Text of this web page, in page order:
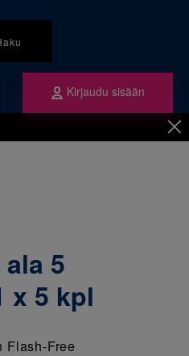
Kirjaudu sisään
5
x 5 kpl
Flash-Free